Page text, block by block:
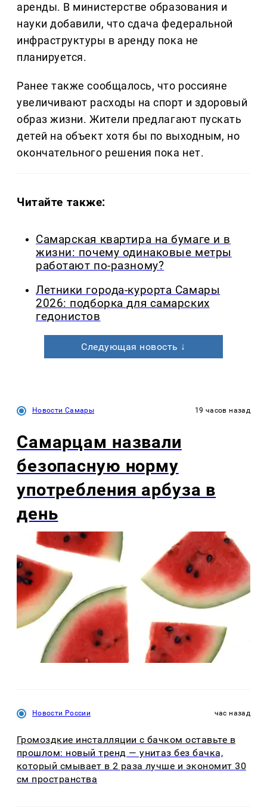
аренды. В министерстве образования и
науки добавили, что сдача федеральной
инфраструктуры в аренду пока не
планируется.
Ранее также сообщалось, что россияне
увеличивают расходы на спорт и здоровый
образ жизни. Жители предлагают пускать
детей на объект хотя бы по выходным, но
окончательного решения пока нет.
Читайте также:
Самарская квартира на бумаге и в
жизни: почему одинаковые метры
работают по-разному?
Летники города-курорта Самары
2026: подборка для самарских
гедонистов
Следующая новость ↓
Новости Самары 19 часов назад
Самарцам назвали
безопасную норму
употребления арбуза в
день
Новости России час назад
Громоздкие инсталляции с бачком оставьте в
прошлом: новый тренд — унитаз без бачка,
который смывает в 2 раза лучше и экономит 30
см пространства